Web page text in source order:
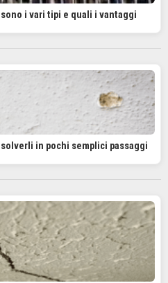
i vari tipi e quali i vantaggi
in pochi semplici passaggi